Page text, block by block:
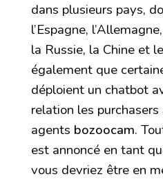
dans plusieurs pays,
l’Espagne,
la Russie, la Chine et
également que
déploient un chatbot
relation les
agents bozoocam.
est annoncé en tant
vous devriez être en